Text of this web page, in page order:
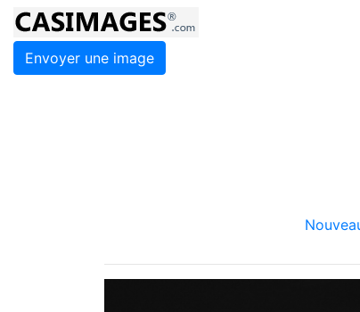
Envoyer une image